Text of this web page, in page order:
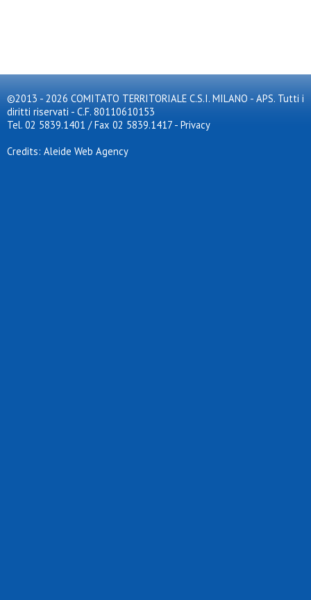
©2013 - 2026 COMITATO TERRITORIALE C.S.I. MILANO - APS. Tutti i
diritti riservati - C.F. 80110610153
Tel. 02 5839.1401 / Fax 02 5839.1417 - Privacy
Credits: Aleide Web Agency